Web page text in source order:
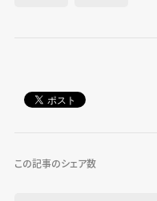
この記事のシェア数